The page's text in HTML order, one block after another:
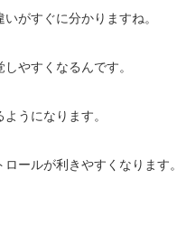
がすぐに分かりますね。
やすくなるんです。
うになります。
ールが利きやすくなります。